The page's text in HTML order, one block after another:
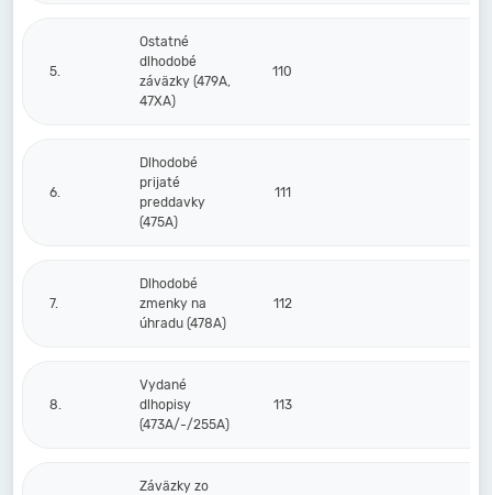
5.
Ostatné
dlhodobé
záväzky (479A,
47XA)
110
6.
Dlhodobé
prijaté
preddavky
(475A)
111
7.
Dlhodobé
zmenky na
úhradu (478A)
112
8.
Vydané
dlhopisy
(473A/-/255A)
113
Záväzky zo